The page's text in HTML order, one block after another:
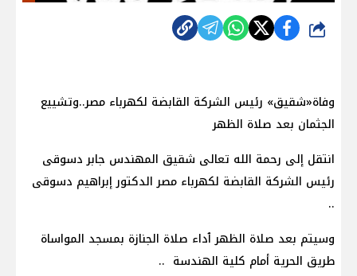
شارك
وفاة«شقيق» رئيس الشركة القابضة لكهرباء مصر..وتشييع
الجثمان بعد صلاة الظهر
انتقل إلى رحمة الله تعالى شقيق المهندس جابر دسوقى
رئيس الشركة القابضة لكهرباء مصر الدكتور إبراهيم دسوقى
..
وسيتم بعد صلاة الظهر ٱداء صلاة الجنازة بمسجد المواساة
طريق الحرية أمام كلية الهندسة ..